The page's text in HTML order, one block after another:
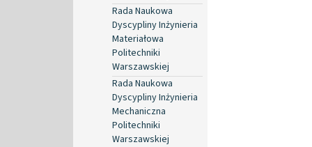
Rada Naukowa
Dyscypliny Inżynieria
Materiałowa
Politechniki
Warszawskiej
Rada Naukowa
Dyscypliny Inżynieria
Mechaniczna
Politechniki
Warszawskiej